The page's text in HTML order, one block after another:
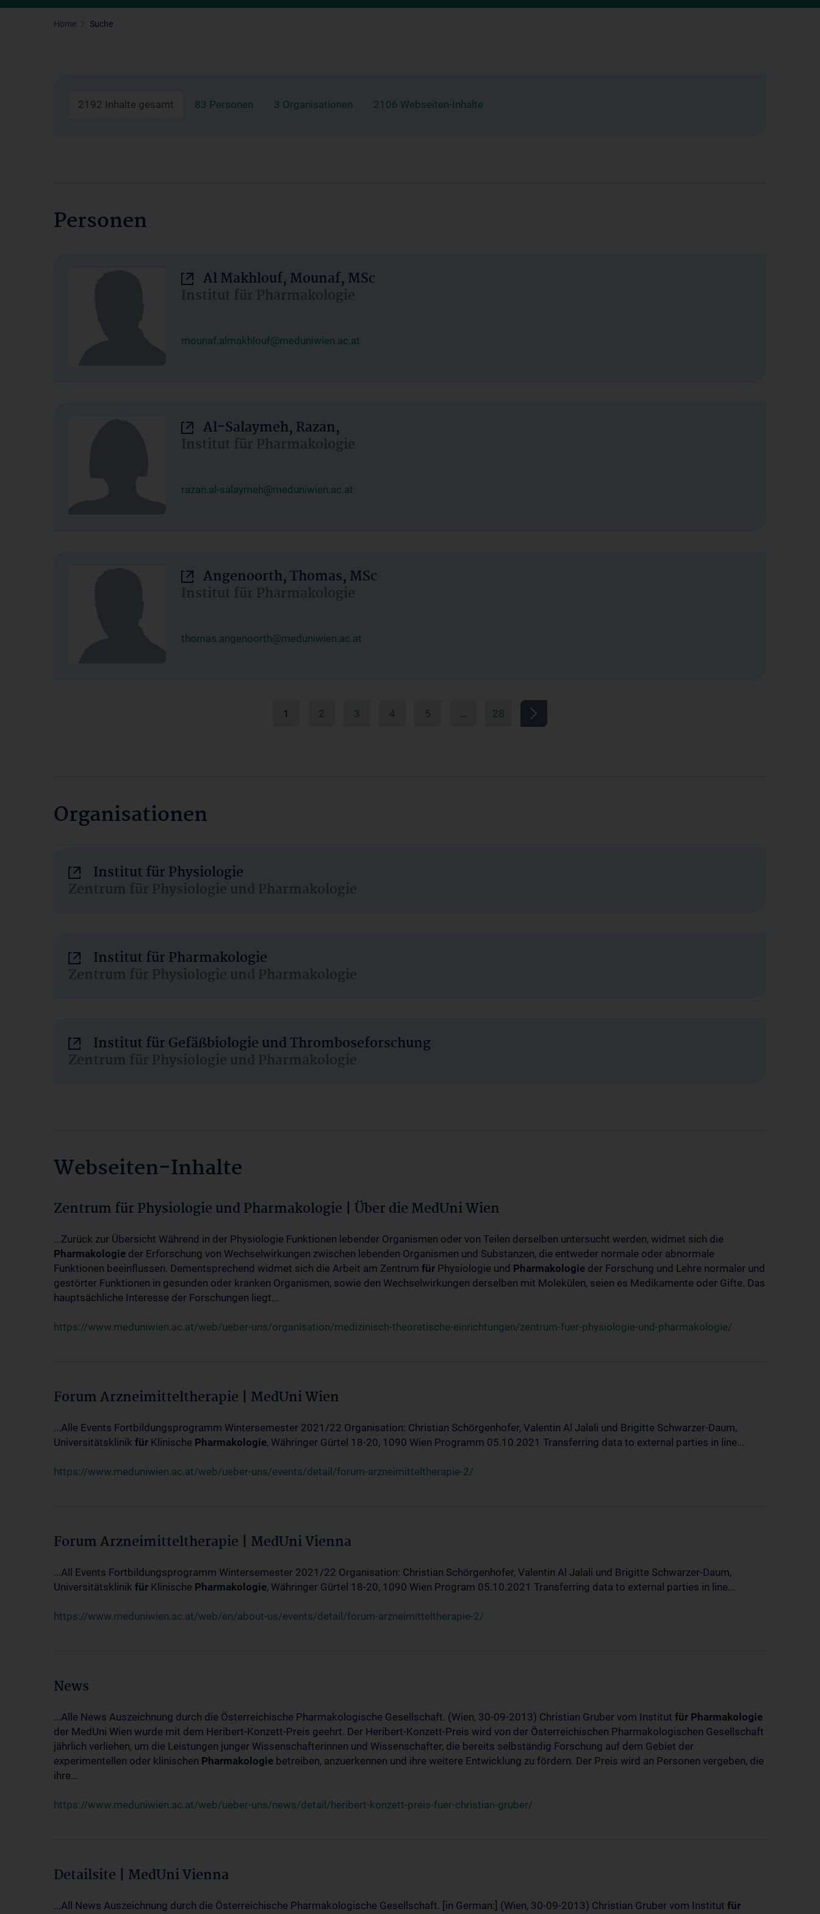
Home Suche
2192 Inhalte gesamt 83 Personen 3 Organisationen 2106 Webseiten-Inhalte
Personen
Al Makhlouf, Mounaf, MSc
Institut für Pharmakologie
mounaf.almakhlouf@meduniwien.ac.at
Al-Salaymeh, Razan,
Institut für Pharmakologie
razan.al-salaymeh@meduniwien.ac.at
Angenoorth, Thomas, MSc
Institut für Pharmakologie
thomas.angenoorth@meduniwien.ac.at
1 2 3 4 5 … 28
Organisationen
Institut für Physiologie
Zentrum für Physiologie und Pharmakologie
Institut für Pharmakologie
Zentrum für Physiologie und Pharmakologie
Institut für Gefäßbiologie und Thromboseforschung
Zentrum für Physiologie und Pharmakologie
Webseiten-Inhalte
Zentrum für Physiologie und Pharmakologie | Über die MedUni Wien
...Zurück zur Übersicht Während in der Physiologie Funktionen lebender Organismen oder von Teilen derselben untersucht werden, widmet sich die
Pharmakologie der Erforschung von Wechselwirkungen zwischen lebenden Organismen und Substanzen, die entweder normale oder abnormale
Funktionen beeinflussen. Dementsprechend widmet sich die Arbeit am Zentrum für Physiologie und Pharmakologie der Forschung und Lehre normaler und
gestörter Funktionen in gesunden oder kranken Organismen, sowie den Wechselwirkungen derselben mit Molekülen, seien es Medikamente oder Gifte. Das
hauptsächliche Interesse der Forschungen liegt...
https://www.meduniwien.ac.at/web/ueber-uns/organisation/medizinisch-theoretische-einrichtungen/zentrum-fuer-physiologie-und-pharmakologie/
Forum Arzneimitteltherapie | MedUni Wien
...Alle Events Fortbildungsprogramm Wintersemester 2021/22 Organisation: Christian Schörgenhofer, Valentin Al Jalali und Brigitte Schwarzer-Daum,
Universitätsklinik für Klinische Pharmakologie, Währinger Gürtel 18-20, 1090 Wien Programm 05.10.2021 Transferring data to external parties in line...
https://www.meduniwien.ac.at/web/ueber-uns/events/detail/forum-arzneimitteltherapie-2/
Forum Arzneimitteltherapie | MedUni Vienna
...All Events Fortbildungsprogramm Wintersemester 2021/22 Organisation: Christian Schörgenhofer, Valentin Al Jalali und Brigitte Schwarzer-Daum,
Universitätsklinik für Klinische Pharmakologie, Währinger Gürtel 18-20, 1090 Wien Program 05.10.2021 Transferring data to external parties in line...
https://www.meduniwien.ac.at/web/en/about-us/events/detail/forum-arzneimitteltherapie-2/
News
...Alle News Auszeichnung durch die Österreichische Pharmakologische Gesellschaft. (Wien, 30-09-2013) Christian Gruber vom Institut für Pharmakologie
der MedUni Wien wurde mit dem Heribert-Konzett-Preis geehrt. Der Heribert-Konzett-Preis wird von der Österreichischen Pharmakologischen Gesellschaft
jährlich verliehen, um die Leistungen junger Wissenschafterinnen und Wissenschafter, die bereits selbständig Forschung auf dem Gebiet der
experimentellen oder klinischen Pharmakologie betreiben, anzuerkennen und ihre weitere Entwicklung zu fördern. Der Preis wird an Personen vergeben, die
ihre...
https://www.meduniwien.ac.at/web/ueber-uns/news/detail/heribert-konzett-preis-fuer-christian-gruber/
Detailsite | MedUni Vienna
...All News Auszeichnung durch die Österreichische Pharmakologische Gesellschaft. [in German:] (Wien, 30-09-2013) Christian Gruber vom Institut für